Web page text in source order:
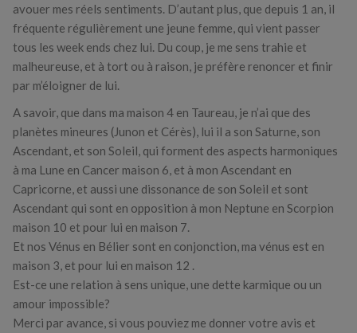
avouer mes réels sentiments. D’autant plus, que depuis 1 an, il
fréquente régulièrement une jeune femme, qui vient passer
tous les week ends chez lui. Du coup, je me sens trahie et
malheureuse, et à tort ou à raison, je préfère renoncer et finir
par m’éloigner de lui.
A savoir, que dans ma maison 4 en Taureau, je n’ai que des
planètes mineures (Junon et Cérès), lui il a son Saturne, son
Ascendant, et son Soleil, qui forment des aspects harmoniques
à ma Lune en Cancer maison 6, et à mon Ascendant en
Capricorne, et aussi une dissonance de son Soleil et sont
Ascendant qui sont en opposition à mon Neptune en Scorpion
maison 10 et pour lui en maison 7.
Et nos Vénus en Bélier sont en conjonction, ma vénus est en
maison 3, et pour lui en maison 12 .
Est-ce une relation à sens unique, une dette karmique ou un
amour impossible?
Merci par avance, si vous pouviez me donner votre avis et